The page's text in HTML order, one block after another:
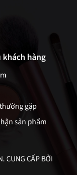
khách hàng
gặp
sản phẩm
CUNG CẤP BỞI